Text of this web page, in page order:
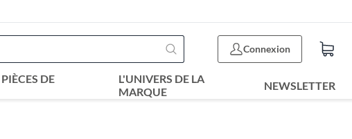
Connexion
DE
L'UNIVERS DE LA
MARQUE
NEWSLETTER